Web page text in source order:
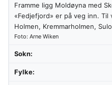
Framme ligg Moldøyna med
«Fedjefjord» er på veg inn.
Holmen, Kremmarholmen,
Foto: Arne Wiken
Sokn:
Fylke: